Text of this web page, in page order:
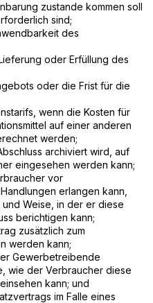
zustande kommen soll
sind;
des
oder Erfüllung des
oder die Frist für die
wenn die Kosten für
auf einer anderen
werden;
archiviert wird, auf
eingesehen werden kann;
vor
erlangen kann,
Weise, in der er diese
berichtigen kann;
zusätzlich zum
werden kann;
Gewerbetreibende
wie der Verbraucher diese
kann; und
im Falle eines